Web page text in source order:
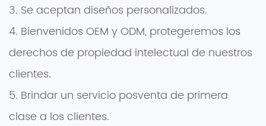
3. Se aceptan diseños personalizados.
4. Bienvenidos OEM y ODM, protegeremos los
derechos de propiedad intelectual de nuestros
clientes.
5. Brindar un servicio posventa de primera
clase a los clientes.